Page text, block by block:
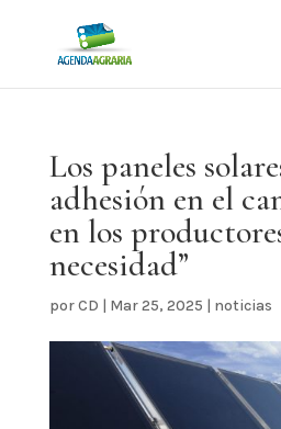
Los paneles
adhesión en el
en los
necesidad”
porCD | Mar 25, 2025 | noticias